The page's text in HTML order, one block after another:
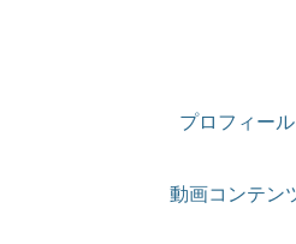
プロフィール
動画コンテン